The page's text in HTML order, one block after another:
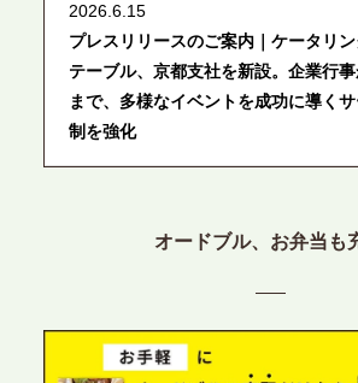
2026.6.15
プレスリリースのご案内｜ケータリ
テーブル、京都支社を新設。企業行
まで、多様なイベントを成功に導く
制を強化
プレスリリースのご案内｜ケータリン
目の展開で、拡大する出張パーティ
オードブル、お弁当も